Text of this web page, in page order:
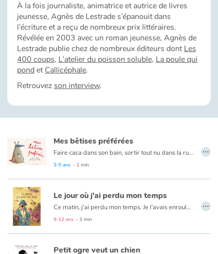
Contes d'ici et d'ailleurs
Fable, mythe, littérature et poésie
Princesses et princes, rois, reines et dragons
Ogres, monstres et sorcières
Écologie, nature, saisons
Les animaux
Voyage, épopée, enquête, aventure
Autour du monde
Apprentissage
À la fois journaliste, animatrice et autrice de livres
jeunesse, Agnès de Lestrade s’épanouit dans
l’écriture et a reçu de nombreux prix littéraires.
Révélée en 2003 avec un roman jeunesse, Agnès de
Lestrade publie chez de nombreux éditeurs dontLes
400 coups, L’atelier du poisson soluble, La poule qui
pond etCallicéphale.
Retrouvezson interview.
Mes bêtises préférées
Faire caca dans son bain, sortir tout nu dans la rue, tirer la langue à la maîtresse…
Certains animaux ne peuvent s’en empêcher !
3-5 ans - 1 min
…
Le jour où j'ai perdu mon temps
Ce matin, j’ai perdu mon temps. Je l’avais enroulé dans mon mouchoir et enfoncé dans la poche de mon pantalon. Il a dû tomber quand j’achetais mon café et quelqu’un l’aura ramassé.
9-12 ans - 3 min
…
Petit ogre veut un chien